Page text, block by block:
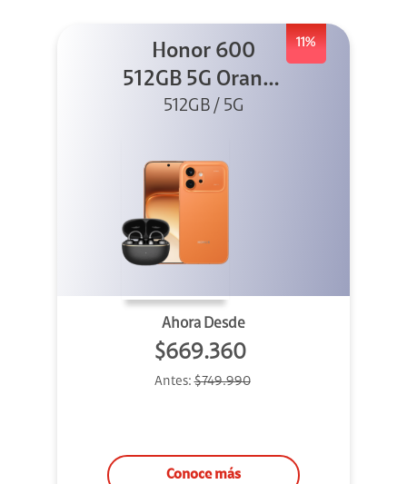
11%
Honor 600
512GB 5G Orange
+ Clip 2
512GB / 5G
Ahora Desde
$669.360
Antes:$749.990
Conoce más